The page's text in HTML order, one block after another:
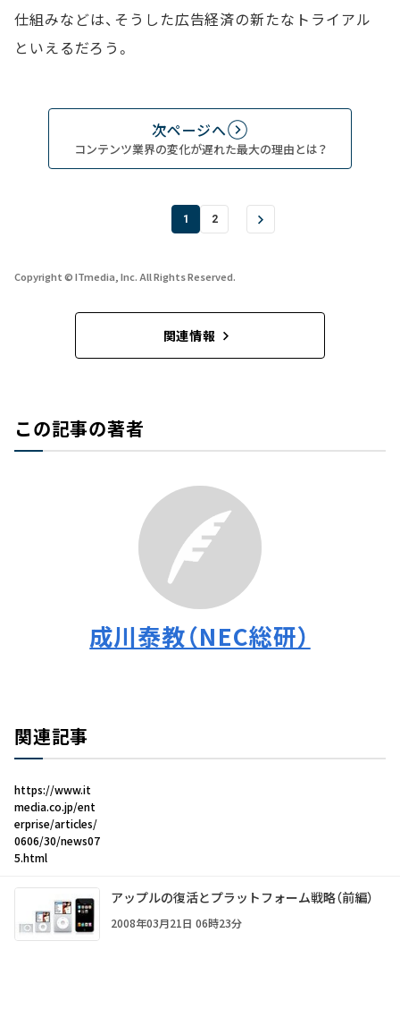
仕組みなどは、そうした広告経済の新たなトライアル
といえるだろう。
次ページへ
コンテンツ業界の変化が遅れた最大の理由とは？
1 2
Copyright © ITmedia, Inc. All Rights Reserved.
関連情報
この記事の著者
成川泰教（NEC総研）
関連記事
https://www.it
media.co.jp/ent
erprise/articles/
0606/30/news07
5.html
アップルの復活とプラットフォーム戦略（前編）
2008年03月21日 06時23分